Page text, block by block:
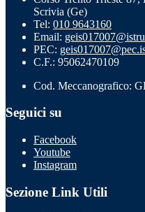
Scrivia (Ge)
Tel: 010 9643160
Email:
PEC:
C.F.: 95062470109
Cod. Meccanografico:
Seguici su
Facebook
Youtube
Instagram
Sezione Link Utili